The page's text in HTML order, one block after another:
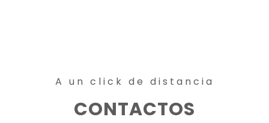
A un click de distancia
CONTACTOS